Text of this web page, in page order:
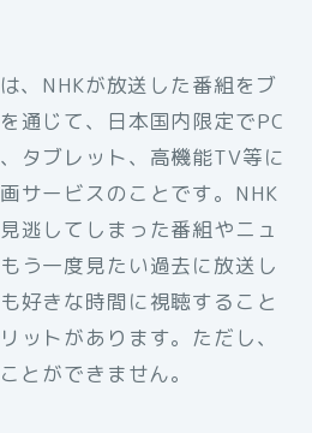
は、NHKが放送した番組をブ
通じて、日本国内限定でPC
タブレット、高機能TV等に
サービスのことです。NHK
逃してしまった番組やニュ
う一度見たい過去に放送し
好きな時間に視聴すること
ットがあります。ただし、
とができません。